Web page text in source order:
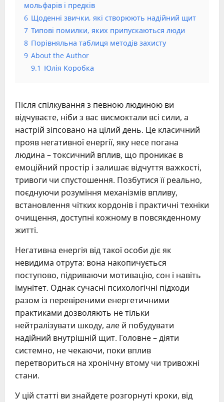
мольфарів і предків
6 Щоденні звички, які створюють надійний щит
7 Типові помилки, яких припускаються люди
8 Порівняльна таблиця методів захисту
9 About the Author
9.1 Юлія Коробка
Після спілкування з певною людиною ви
відчуваєте, ніби з вас висмоктали всі сили, а
настрій зіпсовано на цілий день. Це класичний
прояв негативної енергії, яку несе погана
людина – токсичний вплив, що проникає в
емоційний простір і залишає відчуття важкості,
тривоги чи спустошення. Позбутися її реально,
поєднуючи розуміння механізмів впливу,
встановлення чітких кордонів і практичні техніки
очищення, доступні кожному в повсякденному
житті.
Негативна енергія від такої особи діє як
невидима отрута: вона накопичується
поступово, підриваючи мотивацію, сон і навіть
імунітет. Однак сучасні психологічні підходи
разом із перевіреними енергетичними
практиками дозволяють не тільки
нейтралізувати шкоду, але й побудувати
надійний внутрішній щит. Головне – діяти
системно, не чекаючи, поки вплив
перетвориться на хронічну втому чи тривожні
стани.
У цій статті ви знайдете розгорнуті кроки, від